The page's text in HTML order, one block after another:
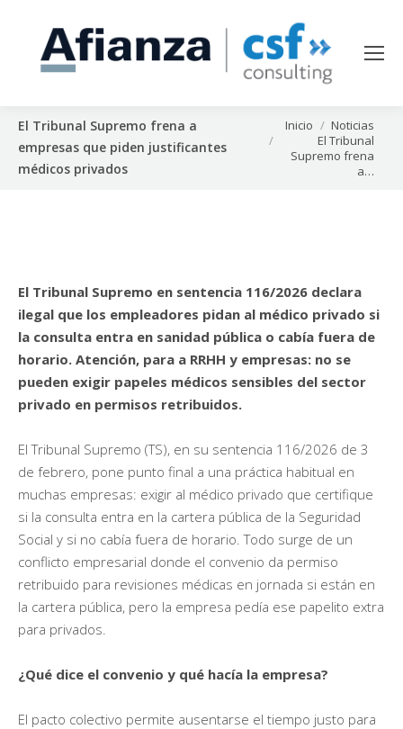
El Tribunal Supremo frena a
empresas que piden justificantes
médicos privados
Estás aquí:
Inicio
Noticias
El Tribunal
Supremo frena
a…
El Tribunal Supremo en sentencia 116/2026 declara
ilegal que los empleadores pidan al médico privado si
la consulta entra en sanidad pública o cabía fuera de
horario. Atención, para a RRHH y empresas: no se
pueden exigir papeles médicos sensibles del sector
privado en permisos retribuidos.
El Tribunal Supremo (TS), en su sentencia 116/2026 de 3
de febrero, pone punto final a una práctica habitual en
muchas empresas: exigir al médico privado que certifique
si la consulta entra en la cartera pública de la Seguridad
Social y si no cabía fuera de horario. Todo surge de un
conflicto empresarial donde el convenio da permiso
retribuido para revisiones médicas en jornada si están en
la cartera pública, pero la empresa pedía ese papelito extra
para privados.
¿Qué dice el convenio y qué hacía la empresa?
El pacto colectivo permite ausentarse el tiempo justo para